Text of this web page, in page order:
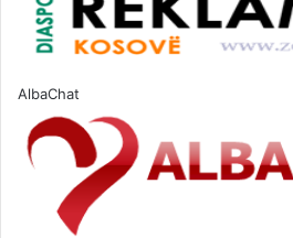
AlbaChat